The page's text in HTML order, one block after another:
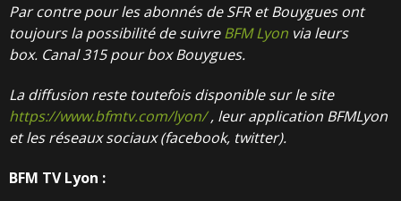
Par contre pour les abonnés de SFR et Bouygues ont
toujours la possibilité de suivreBFM Lyon via leurs
box. Canal 315 pour box Bouygues.
La diffusion reste toutefois disponible sur le site
https://www.bfmtv.com/lyon/, leur application BFMLyon
et les réseaux sociaux (facebook, twitter).
BFM TV Lyon :